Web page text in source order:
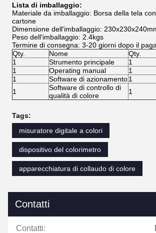
Lista di imballaggio:
Materiale da imballaggio: Borsa della tela
cartone
Dimensione dell'imballaggio:
Peso dell'imballaggio: 2.4kgs
Termine di consegna: 3-20 giorni dopo il
Qty.
Nome Qty.
1
Strumento principale 1
1
Operating manual 1
1
Software di azionamento1
1
Software di controllo di
qualità di colore
1
Tags:
misuratore digitale a colori
dispositivo del colorimetro
apparecchiatura di collaudo di colore
Contatti
Contatti: